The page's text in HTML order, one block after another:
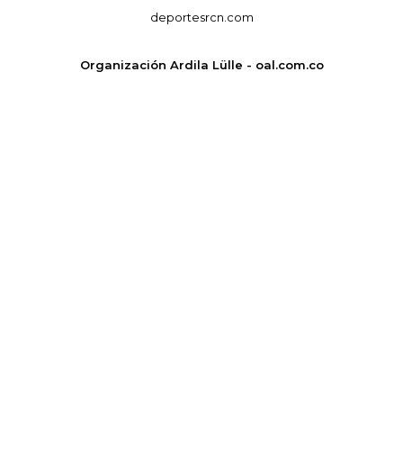
deportesrcn.com
Organización Ardila Lülle - oal.com.co